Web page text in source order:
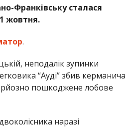
Франківську сталася
жовтня.
.
неподалік зупинки
“Ауді” збив керманича
пошкоджене лобове
наразі